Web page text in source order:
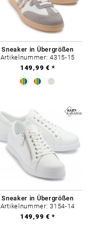
Sneaker in Übergrößen
Artikelnummer: 4315-15
149,99 € *
Sneaker in Übergrößen
Artikelnummer: 3154-14
149,99 € *